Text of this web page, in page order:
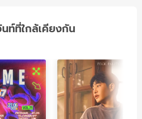
นท์ที่ใกล้เคียงกัน